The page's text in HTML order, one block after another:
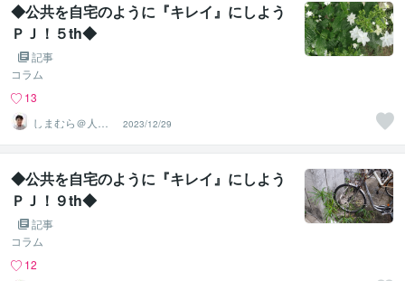
◆公共を自宅のように『キレイ』にしよう
ＰＪ！５th◆
記事
コラム
13
しまむら＠人事
コンサルタント
2023/12/29
◆公共を自宅のように『キレイ』にしよう
ＰＪ！９th◆
記事
コラム
12